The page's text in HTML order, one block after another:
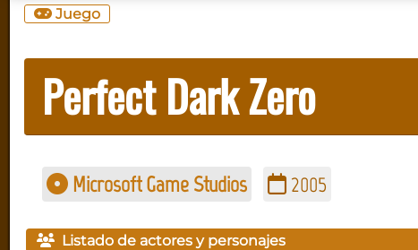
Juego
Perfect Dark Zero
Microsoft Game Studios 2005
Listado de actores y personajes